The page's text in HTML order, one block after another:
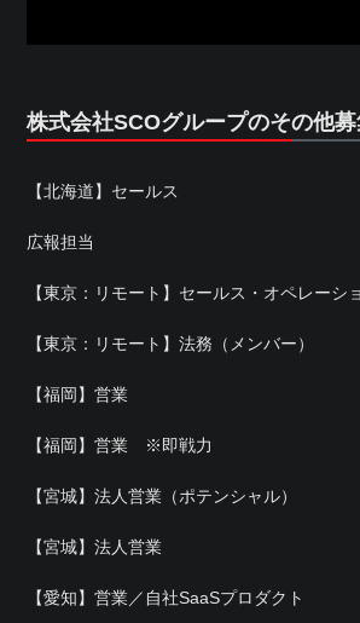
株式会社SCOグループのその他
【北海道】セールス
広報担当
【東京：リモート】セールス・オペレーシ
【東京：リモート】法務（メンバー）
【福岡】営業
【福岡】営業 ※即戦力
【宮城】法人営業（ポテンシャル）
【宮城】法人営業
【愛知】営業／自社SaaSプロダクト